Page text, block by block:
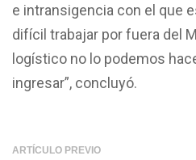
e intransigencia con el que
difícil trabajar por fuera del
logístico no lo podemos
ingresar”, concluyó.
ARTÍCULO PREVIO